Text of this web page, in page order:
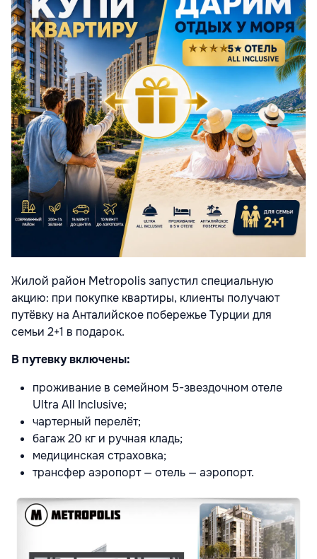
Жилой район Metropolis запустил специальную
акцию: при покупке квартиры, клиенты получают
путёвку на Анталийское побережье Турции для
семьи 2+1 в подарок.
В путевку включены:
проживание в семейном 5-звездочном отеле
Ultra All Inclusive;
чартерный перелёт;
багаж 20 кг и ручная кладь;
медицинская страховка;
трансфер аэропорт — отель — аэропорт.